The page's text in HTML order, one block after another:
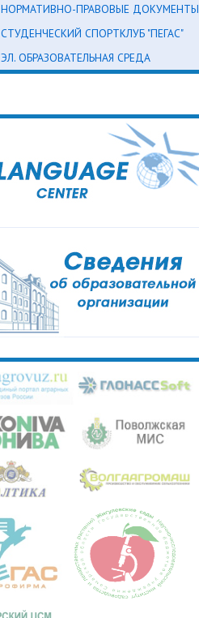
НОРМАТИВНО-ПРАВОВЫЕ ДОКУМЕНТЫ
СТУДЕНЧЕСКИЙ СПОРТКЛУБ "ПЕГАС"
ЭЛ. ОБРАЗОВАТЕЛЬНАЯ СРЕДА